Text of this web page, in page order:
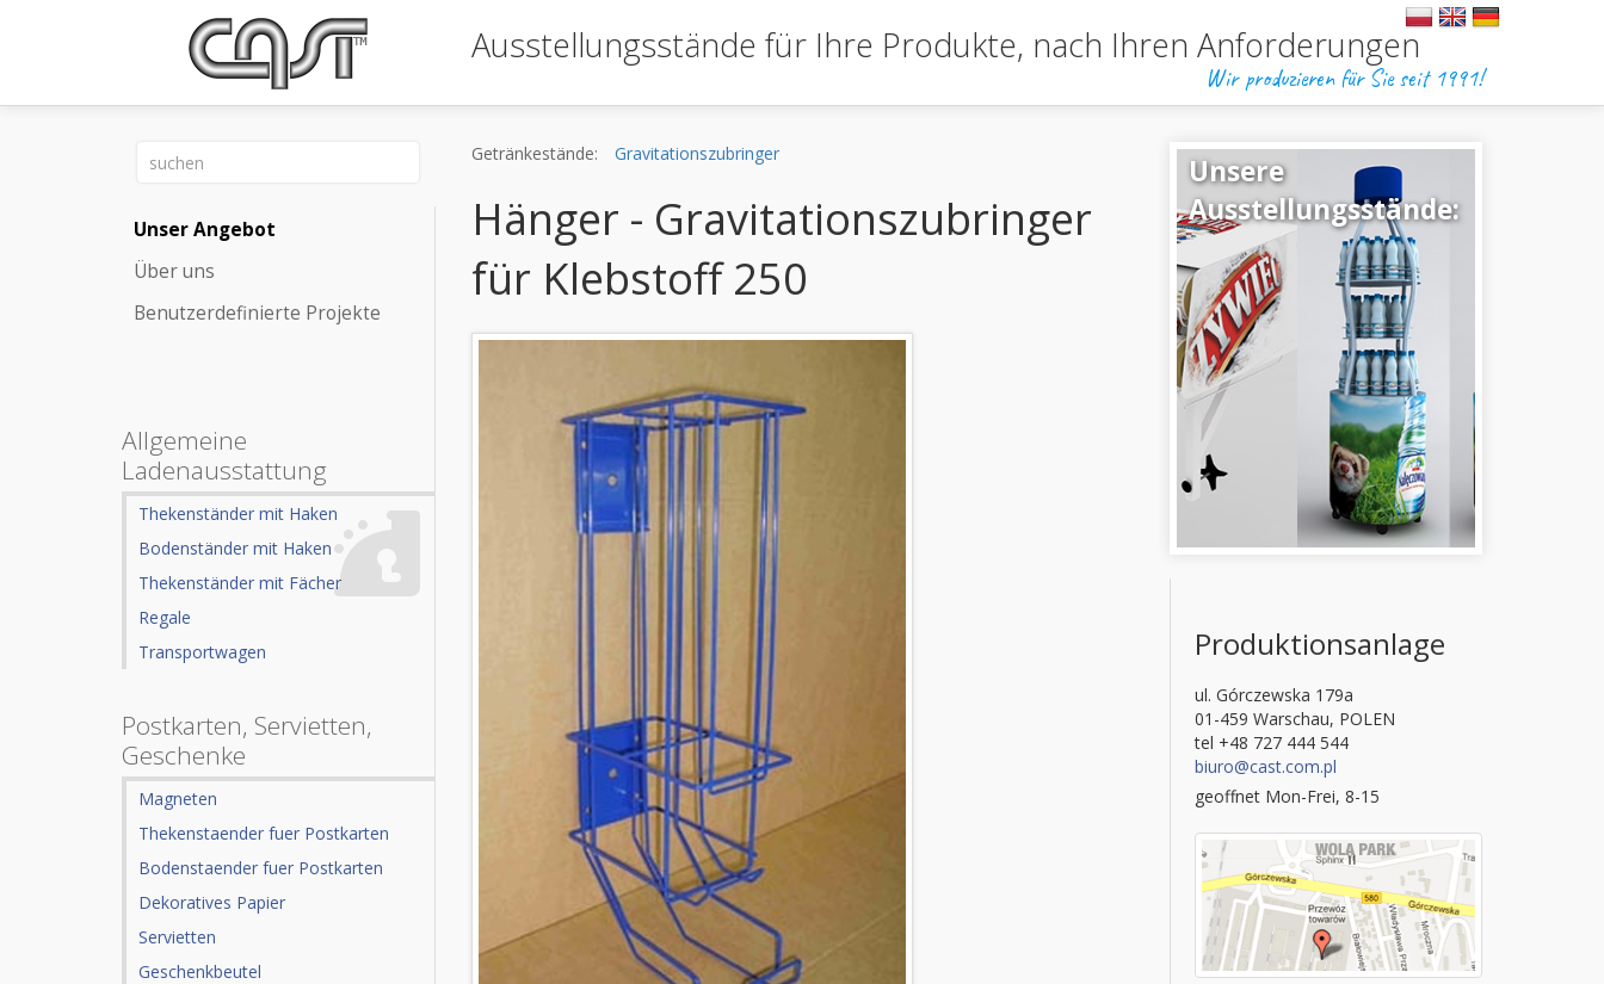
Ausstellungsstände für Ihre Produkte, nach Ihren Anforderungen
Wir produzieren für Sie seit 1991!
Unser Angebot
Über uns
Benutzerdefinierte Projekte
Allgemeine
Ladenausstattung
Thekenständer mit Haken
Bodenständer mit Haken
Thekenständer mit Fächer
Regale
Transportwagen
Postkarten, Servietten,
Geschenke
Magneten
Thekenstaender fuer Postkarten
Bodenstaender fuer Postkarten
Dekoratives Papier
Servietten
Geschenkbeutel
Getränkestände: Gravitationszubringer
Hänger - Gravitationszubringer
für Klebstoff 250
Unsere
Ausstellungsstände:
Produktionsanlage
ul. Górczewska 179a
01-459 Warschau, POLEN
tel +48 727 444 544
biuro@cast.com.pl
geoffnet Mon-Frei, 8-15